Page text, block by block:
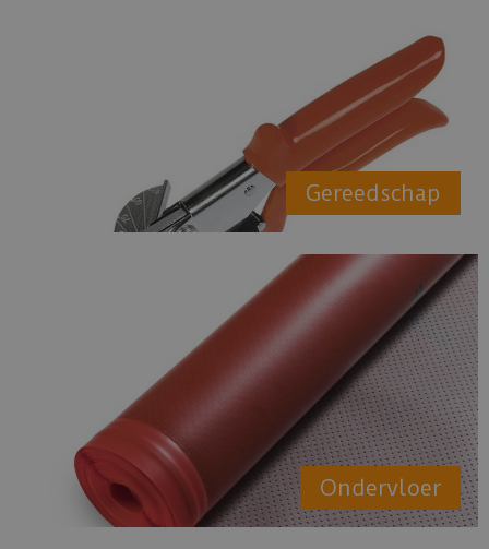
Gereedschap
Ondervloer